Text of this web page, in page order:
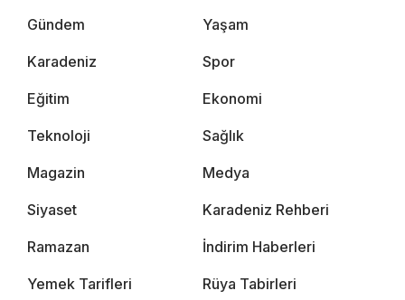
Gündem Yaşam
Karadeniz Spor
Eğitim Ekonomi
Teknoloji Sağlık
Magazin Medya
Siyaset Karadeniz Rehberi
Ramazan İndirim Haberleri
Yemek Tarifleri Rüya Tabirleri